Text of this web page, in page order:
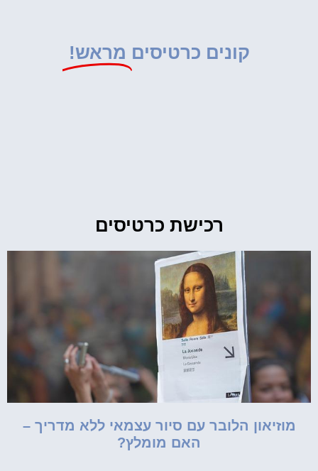
קונים כרטיסים מראש!
רכישת כרטיסים
מוזיאון הלובר עם סיור עצמאי ללא מדריך –
האם מומלץ?